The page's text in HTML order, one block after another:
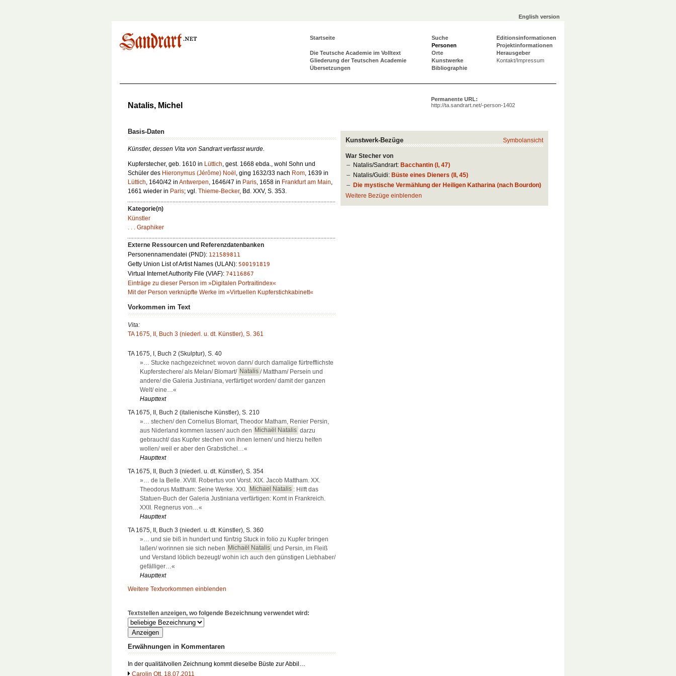
English version
Startseite
Die Teutsche Academie im Volltext
Gliederung der Teutschen Academie
Übersetzungen
Suche
Personen
Orte
Kunstwerke
Bibliographie
Editionsinformationen
Projektinformationen
Herausgeber
Kontakt/Impressum
Permanente URL:
http://ta.sandrart.net/-person-1402
Natalis, Michel
Symbolansicht
Kunstwerk-Bezüge
War Stecher von
Natalis/Sandrart: Bacchantin (I, 47)
Natalis/Guidi: Büste eines Dieners (II, 45)
Die mystische Vermählung der Heiligen Katharina (nach Bourdon)
Weitere Bezüge einblenden
Basis-Daten
Künstler, dessen Vita von Sandrart verfasst wurde.
Kupferstecher, geb. 1610 in Lüttich, gest. 1668 ebda., wohl Sohn und
Schüler des Hieronymus (Jérôme) Noël , ging 1632/33 nach Rom, 1639 in
Lüttich, 1640/42 in Antwerpen, 1646/47 in Paris, 1658 in Frankfurt am Main,
1661 wieder in Paris; vgl. Thieme-Becker, Bd. XXV, S. 353.
Kategorie(n)
Künstler
. . . Graphiker
Externe Ressourcen und Referenzdatenbanken
Personennamendatei (PND): 121589811
Getty Union List of Artist Names (ULAN): 500191819
Virtual Internet Authority File (VIAF): 74116867
Einträge zu dieser Person im »Digitalen Portraitindex«
Mit der Person verknüpfte Werke im »Virtuellen Kupferstichkabinett«
Vorkommen im Text
Vita:
TA 1675, II, Buch 3 (niederl. u. dt. Künstler), S. 361
TA 1675, I, Buch 2 (Skulptur), S. 40
»… Stucke nachgezeichnet: wovon dann/ durch damalige fürtrefflichste
Kupferstechere/ als Melan/ Blomart/ Natalis / Mattham/ Persein und
andere/ die Galeria Justiniana, verfärtiget worden/ damit der ganzen
Welt/ eine…«
Haupttext
TA 1675, II, Buch 2 (italienische Künstler), S. 210
»… stechen/ den Cornelius Blomart, Theodor Matham, Renier Persin,
aus Niderland kommen lassen/ auch den Michaël Natalis darzu
gebraucht/ das Kupfer stechen von ihnen lernen/ und hierzu helfen
wollen/ weil er aber den Grabstichel…«
Haupttext
TA 1675, II, Buch 3 (niederl. u. dt. Künstler), S. 354
»… de la Belle. XVIII. Robertus von Vorst. XIX. Jacob Mattham. XX.
Theodorus Mattham: Seine Werke. XXI.
Michael Natalis : Hilft das
Statuen-Buch der Galeria Justiniana verfärtigen: Komt in Frankreich.
XXII. Regnerus von…«
Haupttext
TA 1675, II, Buch 3 (niederl. u. dt. Künstler), S. 360
»… und sie biß in hundert und fünfzig Stuck in folio zu Kupfer bringen
laßen/ worinnen sie sich neben Michaël Natalis und Persin, im Fleiß
und Verstand löblich bezeugt/ wohin ich auch den günstigen Liebhaber/
gefälliger…«
Haupttext
Weitere Textvorkommen einblenden
Textstellen anzeigen, wo folgende Bezeichnung verwendet wird:
Erwähnungen in Kommentaren
In der qualitätvollen Zeichnung kommt dieselbe Büste zur Abbil…
Carolin Ott, 18.07.2011